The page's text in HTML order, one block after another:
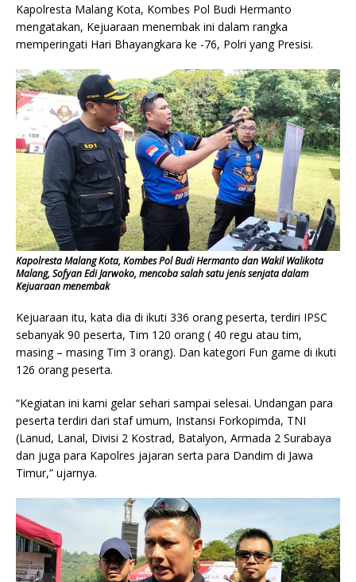
Kapolresta Malang Kota, Kombes Pol Budi Hermanto
mengatakan, Kejuaraan menembak ini dalam rangka
memperingati Hari Bhayangkara ke -76, Polri yang Presisi.
Kapolresta Malang Kota, Kombes Pol Budi Hermanto dan Wakil Walikota
Malang, Sofyan Edi Jarwoko, mencoba salah satu jenis senjata dalam
Kejuaraan menembak
Kejuaraan itu, kata dia di ikuti 336 orang peserta, terdiri IPSC
sebanyak 90 peserta, Tim 120 orang ( 40 regu atau tim,
masing – masing Tim 3 orang). Dan kategori Fun game di ikuti
126 orang peserta.
“Kegiatan ini kami gelar sehari sampai selesai. Undangan para
peserta terdiri dari staf umum, Instansi Forkopimda, TNI
(Lanud, Lanal, Divisi 2 Kostrad, Batalyon, Armada 2 Surabaya
dan juga para Kapolres jajaran serta para Dandim di Jawa
Timur,” ujarnya.